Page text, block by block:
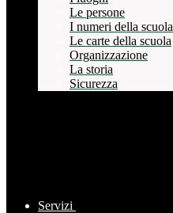
Le persone
I numeri della scuola
Le carte della scuola
Organizzazione
La storia
Sicurezza
Servizi